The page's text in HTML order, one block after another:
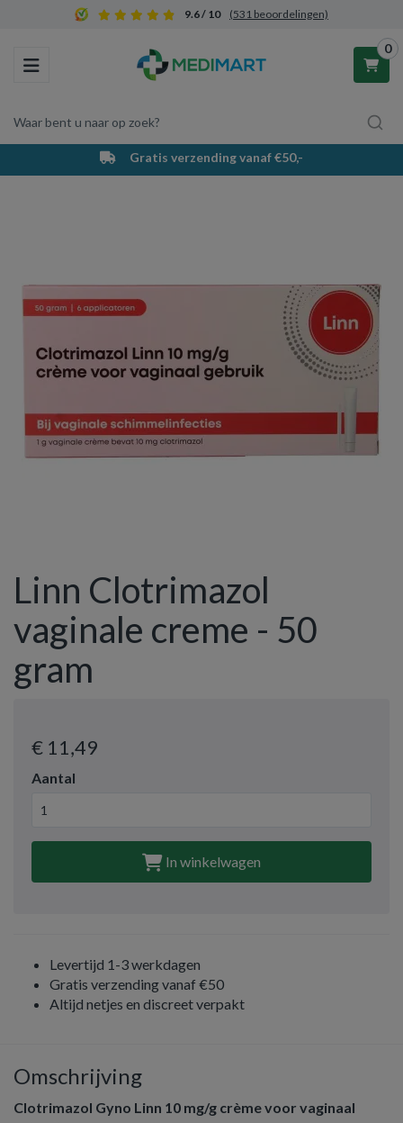
9.6 / 10 (531 beoordelingen)
Toggle navigation
Waar bent u naar op zoek?
0
Winkelwagen
PostNL bezorging & afhaalpunten
Linn Clotrimazol
vaginale creme - 50
gram
€ 11,49
Aantal
In winkelwagen
Levertijd 1-3 werkdagen
Gratis verzending vanaf €50
Altijd netjes en discreet verpakt
Omschrijving
Clotrimazol Gyno Linn 10 mg/g crème voor vaginaal